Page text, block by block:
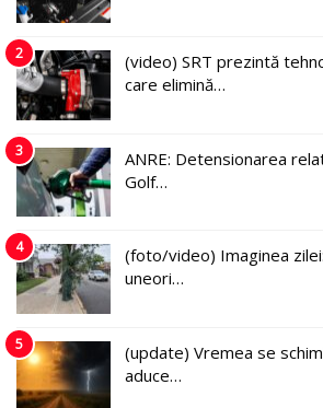
2
(video) SRT prezintă
care elimină…
3
ANRE: Detensionarea
Golf…
4
(foto/video) Imaginea
uneori…
5
(update) Vremea se
aduce…